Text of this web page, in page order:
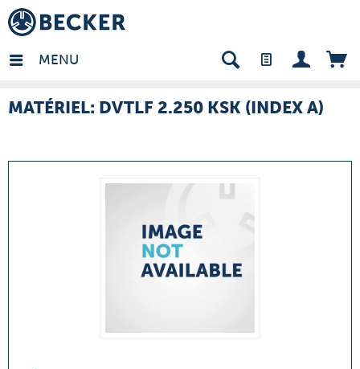
MENU
- FR
MATÉRIEL: DVTLF 2.250 KSK (INDEX A)